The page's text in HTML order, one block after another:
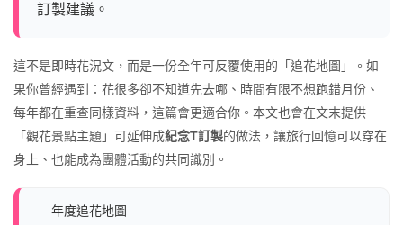
訂製建議。
這不是即時花況文，而是一份全年可反覆使用的「追花地圖」。如
果你曾經遇到：花很多卻不知道先去哪、時間有限不想跑錯月份、
每年都在重查同樣資料，這篇會更適合你。本文也會在文末提供
「觀花景點主題」可延伸成紀念T訂製的做法，讓旅行回憶可以穿在
身上、也能成為團體活動的共同識別。
年度追花地圖